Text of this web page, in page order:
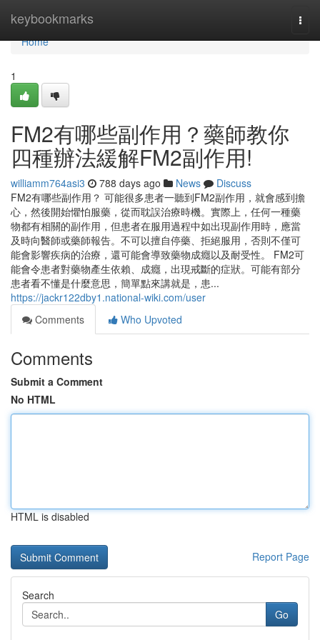
keybookmarks
Home
Home
1
FM2有哪些副作用？藥師教你
四種辦法緩解FM2副作用!
williamm764asi3 788 days ago News
Discuss
FM2有哪些副作用？ 可能很多患者一聽到FM2副作用，就會感到擔
心，然後開始懼怕服藥，從而耽誤治療時機。實際上，任何一種藥
物都有相關的副作用，但患者在服用過程中如出現副作用時，應當
及時向醫師或藥師報告。不可以擅自停藥、拒絕服用，否則不僅可
能會影響疾病的治療，還可能會導致藥物成癮以及耐受性。 FM2可
能會令患者對藥物產生依賴、成癮，出現戒斷的症狀。可能有部分
患者看不懂是什麼意思，簡單點來講就是，患...
https://jackr122dby1.national-wiki.com/user
Comments
Who Upvoted
Comments
Submit a Comment
No HTML
HTML is disabled
Report Page
Search
Go